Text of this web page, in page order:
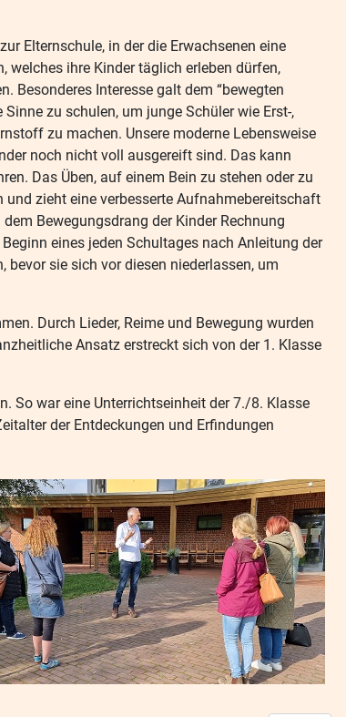
Elternschule, in der die Erwachsenen eine
welches ihre Kinder täglich erleben dürfen,
Besonderes Interesse galt dem “bewegten
zu schulen, um junge Schüler wie Erst-,
zu machen. Unsere moderne Lebensweise
noch nicht voll ausgereift sind. Das kann
Das Üben, auf einem Bein zu stehen oder zu
zieht eine verbesserte Aufnahmebereitschaft
Bewegungsdrang der Kinder Rechnung
eines jeden Schultages nach Anleitung der
sie sich vor diesen niederlassen, um
Durch Lieder, Reime und Bewegung wurden
Ansatz erstreckt sich von der 1. Klasse
So war eine Unterrichtseinheit der 7./8. Klasse
der Entdeckungen und Erfindungen